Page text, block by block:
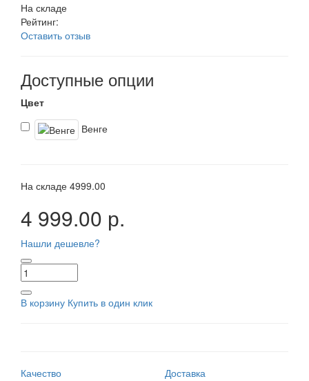
На складе
Рейтинг:
Оставить отзыв
Доступные опции
Цвет
Венге
На складе 4999.00
4 999.00 р.
Нашли дешевле?
В корзину Купить в один клик
Качество
Доставка